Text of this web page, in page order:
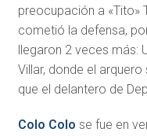
preocupación a «Tito»
cometió la defensa,
llegaron 2 veces más:
Villar, donde el
que el delantero de
Colo Colo se fue en